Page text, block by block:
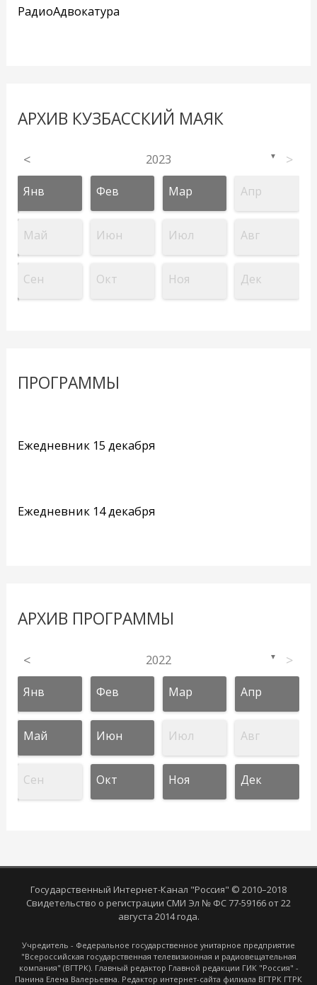
РадиоАдвокатура
АРХИВ КУЗБАССКИЙ МАЯК
< 2023 ▼ >
Янв Фев Мар Апр
Май Июн Июл Авг
Сен Окт Ноя Дек
ПРОГРАММЫ
Ежедневник 15 декабря
Ежедневник 14 декабря
АРХИВ ПРОГРАММЫ
< 2022 ▼ >
Янв Фев Мар Апр
Май Июн Июл Авг
Сен Окт Ноя Дек
Государственный Интернет-Канал "Россия" © 2010–2018
Свидетельство о регистрации СМИ Эл № ФС 77-59166 от 22
августа 2014 года.
Учредитель - Федеральное государственное унитарное предприятие
"Всероссийская государственная телевизионная и радиовещательная
компания" (ВГТРК). Главный редактор Главной редакции ГИК "Россия" -
Панина Елена Валерьевна. Редактор интернет-сайта филиала ВГТРК ГТРК